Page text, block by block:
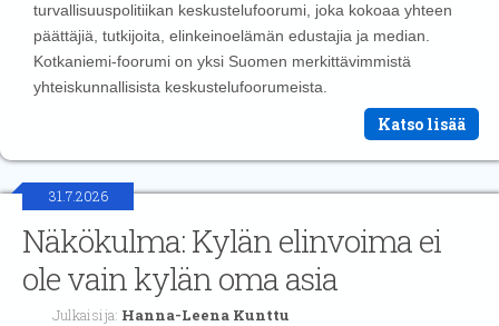
turvallisuuspolitiikan keskustelufoorumi, joka kokoaa yhteen
päättäjiä, tutkijoita, elinkeinoelämän edustajia ja median.
Kotkaniemi-foorumi on yksi Suomen merkittävimmistä
yhteiskunnallisista keskustelufoorumeista.
Katso lisää
31.7.2026
Näkökulma: Kylän elinvoima ei
ole vain kylän oma asia
Julkaisija: Hanna-Leena Kunttu